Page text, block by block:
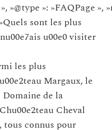
»@type »: »FAQPage »,
sont les plus
u00e0 visiter
les plus
Margaux, le
de la
Cheval
tous connus pour